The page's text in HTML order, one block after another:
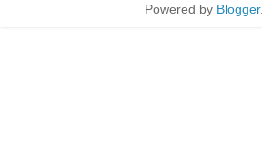
Powered by Blogger.